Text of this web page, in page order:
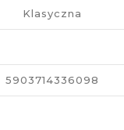
Klasyczna
5903714336098